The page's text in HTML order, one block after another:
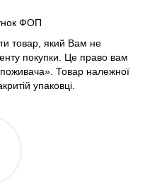
ФОП
товар, який Вам не
покупки. Це право вам
Товар належної
упаковці.